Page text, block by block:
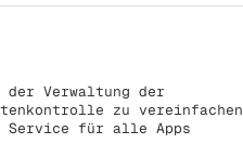
der Verwaltung der
zu vereinfachen
Service für alle Apps